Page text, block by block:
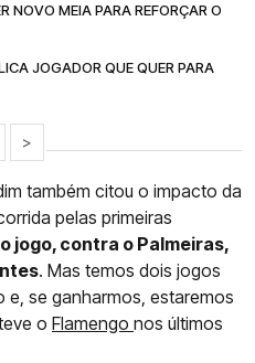
NOVO MEIA PARA REFORÇAR O
JOGADOR QUE QUER PARA
>
também citou o impacto da
pelas primeiras
jogo, contra o Palmeiras,
. Mas temos dois jogos
e, se ganharmos, estaremos
o Flamengo nos últimos